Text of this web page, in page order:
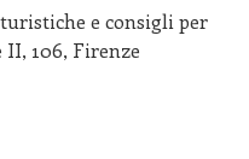
e consigli per
106, Firenze